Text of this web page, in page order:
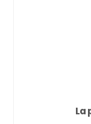
La